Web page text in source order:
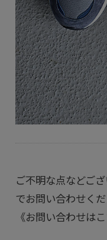
ご不明な点などご
でお問い合わせくだ
《お問い合わせはこ